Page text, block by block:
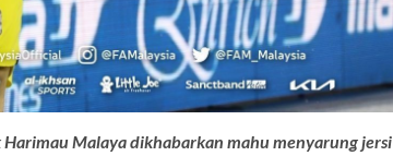
Malaya dikhabarkan mahu menyarung jersi